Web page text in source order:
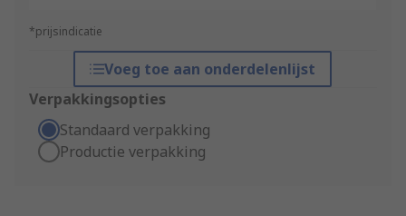
*prijsindicatie
Voeg toe aan onderdelenlijst
Verpakkingsopties
Standaard verpakking
Productie verpakking